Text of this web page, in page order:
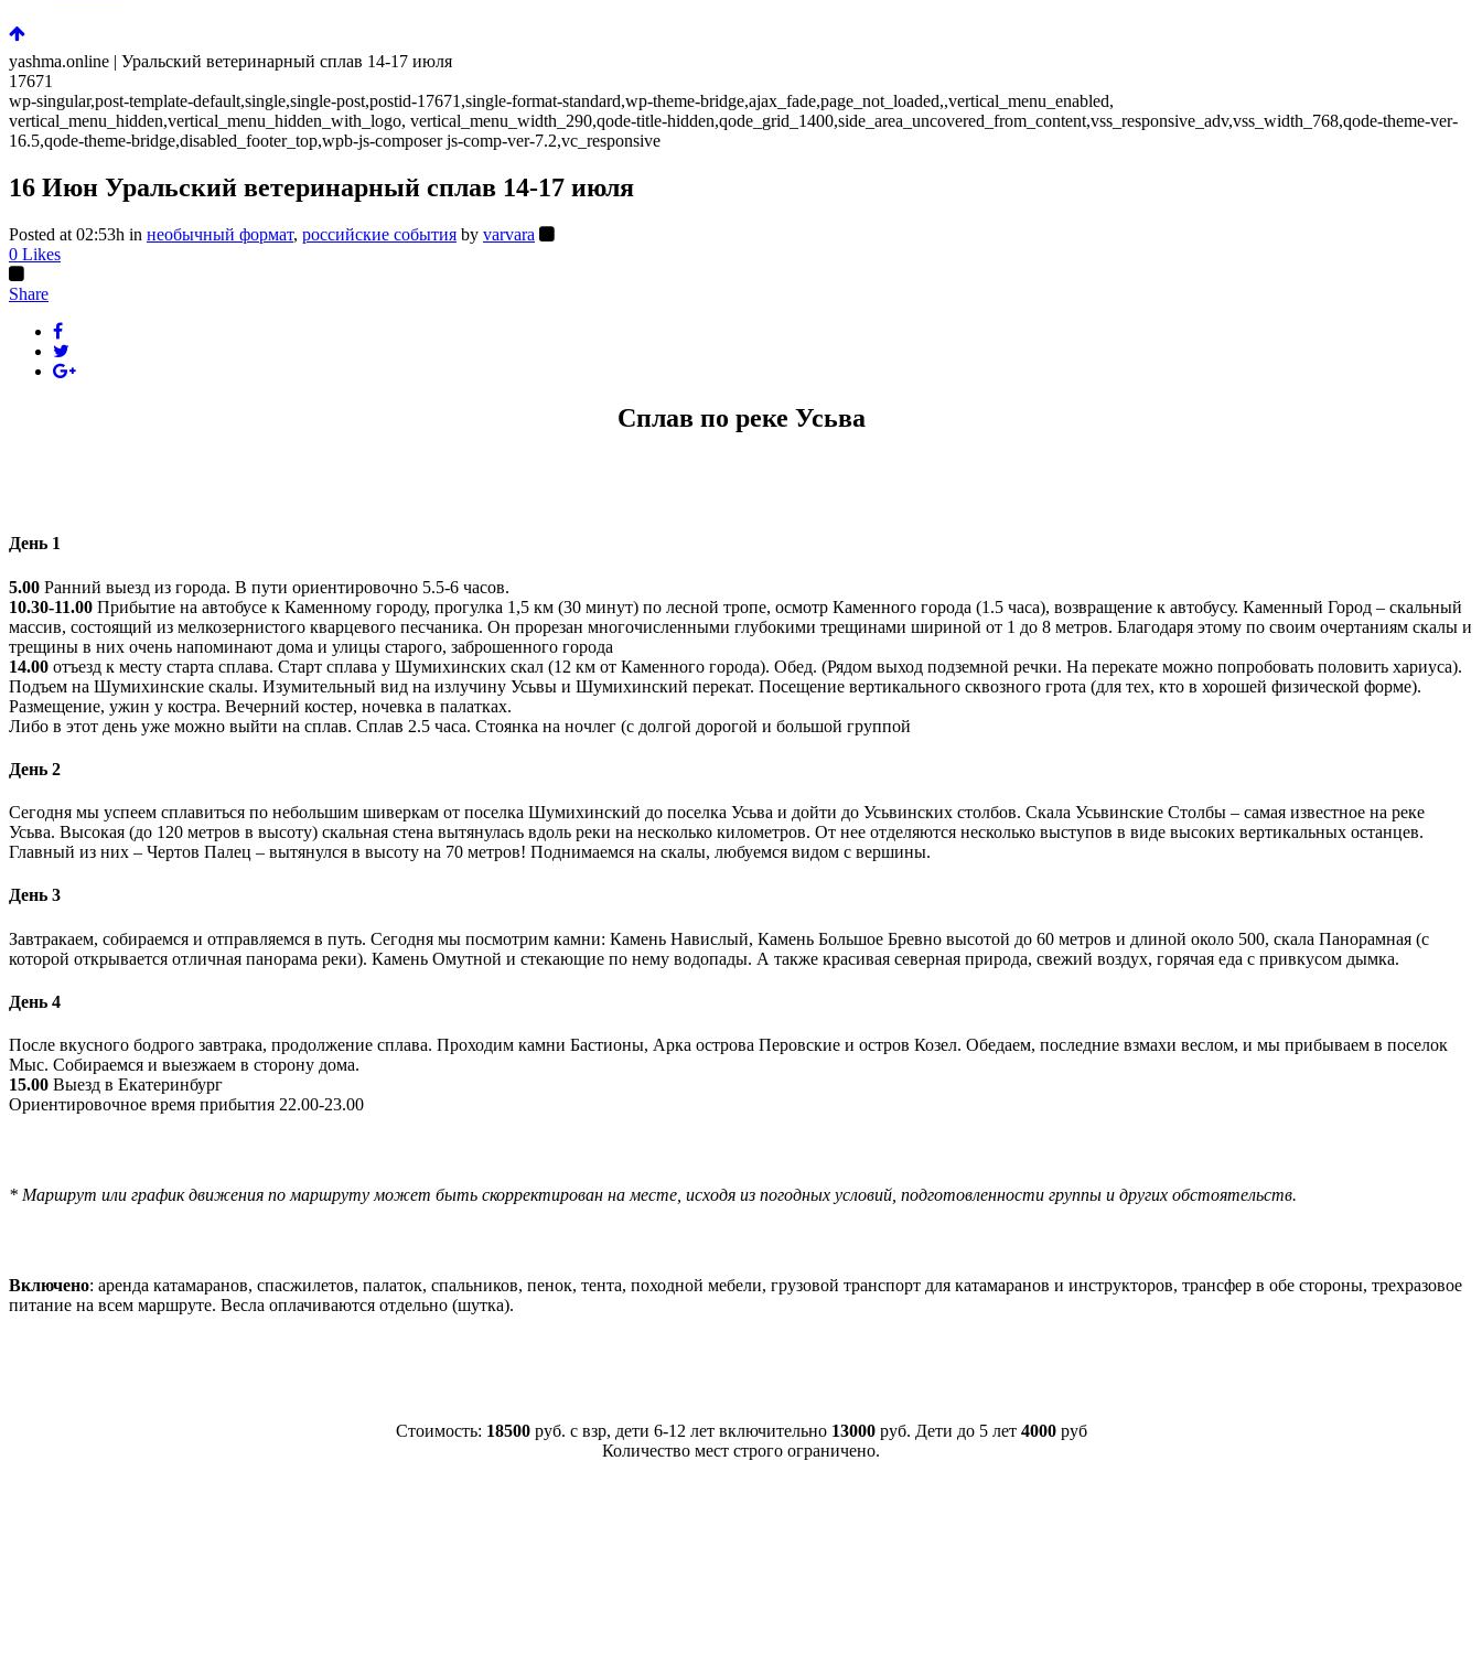
yashma.online | Уральский ветеринарный сплав 14-17 июля
17671
wp-singular,post-template-default,single,single-post,postid-17671,single-format-standard,wp-theme-bridge,ajax_fade,page_not_loaded,,vertical_menu_enabled,
vertical_menu_hidden,vertical_menu_hidden_with_logo, vertical_menu_width_290,qode-title-hidden,qode_grid_1400,side_area_uncovered_from_content,vss_responsive_adv,vss_width_768,qode-theme-ver-
16.5,qode-theme-bridge,disabled_footer_top,wpb-js-composer js-comp-ver-7.2,vc_responsive
16 Июн Уральский ветеринарный сплав 14-17 июля
Posted at 02:53h in необычный формат, российские события by varvara
0 Likes
Share
Сплав по реке Усьва
День 1
5.00 Ранний выезд из города. В пути ориентировочно 5.5-6 часов.
10.30-11.00 Прибытие на автобусе к Каменному городу, прогулка 1,5 км (30 минут) по лесной тропе, осмотр Каменного города (1.5 часа), возвращение к автобусу. Каменный Город – скальный
массив, состоящий из мелкозернистого кварцевого песчаника. Он прорезан многочисленными глубокими трещинами шириной от 1 до 8 метров. Благодаря этому по своим очертаниям скалы и
трещины в них очень напоминают дома и улицы старого, заброшенного города
14.00 отъезд к месту старта сплава. Старт сплава у Шумихинских скал (12 км от Каменного города). Обед. (Рядом выход подземной речки. На перекате можно попробовать половить хариуса).
Подъем на Шумихинские скалы. Изумительный вид на излучину Усьвы и Шумихинский перекат. Посещение вертикального сквозного грота (для тех, кто в хорошей физической форме).
Размещение, ужин у костра. Вечерний костер, ночевка в палатках.
Либо в этот день уже можно выйти на сплав. Сплав 2.5 часа. Стоянка на ночлег (с долгой дорогой и большой группой
День 2
Сегодня мы успеем сплавиться по небольшим шиверкам от поселка Шумихинский до поселка Усьва и дойти до Усьвинских столбов. Скала Усьвинские Столбы – самая известное на реке
Усьва. Высокая (до 120 метров в высоту) скальная стена вытянулась вдоль реки на несколько километров. От нее отделяются несколько выступов в виде высоких вертикальных останцев.
Главный из них – Чертов Палец – вытянулся в высоту на 70 метров! Поднимаемся на скалы, любуемся видом с вершины.
День 3
Завтракаем, собираемся и отправляемся в путь. Сегодня мы посмотрим камни: Камень Навислый, Камень Большое Бревно высотой до 60 метров и длиной около 500, скала Панорамная (с
которой открывается отличная панорама реки). Камень Омутной и стекающие по нему водопады. А также красивая северная природа, свежий воздух, горячая еда с привкусом дымка.
День 4
После вкусного бодрого завтрака, продолжение сплава. Проходим камни Бастионы, Арка острова Перовские и остров Козел. Обедаем, последние взмахи веслом, и мы прибываем в поселок
Мыс. Собираемся и выезжаем в сторону дома.
15.00 Выезд в Екатеринбург
Ориентировочное время прибытия 22.00-23.00
* Маршрут или график движения по маршруту может быть скорректирован на месте, исходя из погодных условий, подготовленности группы и других обстоятельств.
Включено: аренда катамаранов, спасжилетов, палаток, спальников, пенок, тента, походной мебели, грузовой транспорт для катамаранов и инструкторов, трансфер в обе стороны, трехразовое
питание на всем маршруте. Весла оплачиваются отдельно (шутка).
Стоимость: 18500руб. с взр, дети 6-12 лет включительно 13000руб. Дети до 5 лет 4000руб
Количество мест строго ограничено.